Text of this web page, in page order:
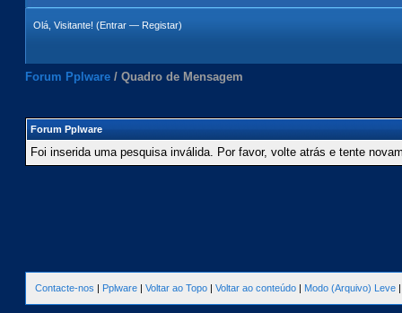
Olá, Visitante! (Entrar — Registar)
Forum Pplware / Quadro de Mensagem
Forum Pplware
Foi inserida uma pesquisa inválida. Por favor, volte atrás e tente
Contacte-nos | Pplware | Voltar ao Topo | Voltar ao conteúdo | Modo (Arquivo) Leve